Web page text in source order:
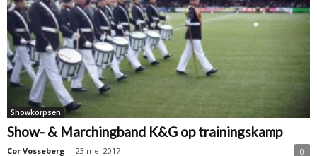
Showkorpsen
Show- & Marchingband K&G op trainingskamp
Cor Vosseberg - 23 mei 2017 0